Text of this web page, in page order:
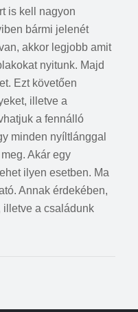
is kell nagyon
bármi jelenét
akkor legjobb amit
nyitunk. Majd
Ezt követően
illetve a
a fennálló
minden nyíltlánggal
Akár egy
ilyen esetben. Ma
Annak érdekében,
illetve a családunk